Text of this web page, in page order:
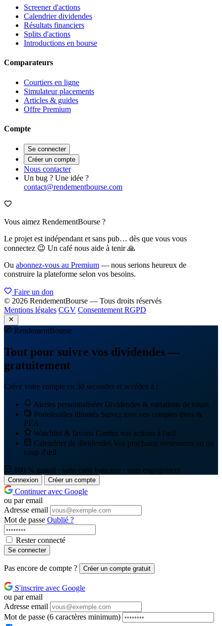
Screener d'actions
Calendrier dividendes
Résultats financiers
Splits d'actions
Introductions en bourse
Comparateurs
Courtiers en ligne
Simulateur placements
Articles & guides
Offre Premium
Compte
Se connecter
Créer un compte
Nous contacter
Un bug ? Une idée ?
contact@rendementbourse.com
Vous aimez RendementBourse ?
Le projet est indépendant et sans pub… dès que vous vous
connectez 😉 Un café nous aide à tenir 🙏
Ou abonnez-vous au Premium — nous serions heureux de
construire la plateforme selon vos besoins.
Faire un don
© 2026 RendementBourse — Tous droits réservés
Mentions légales CGV Consentement RGPD
RendementBourse
Tout pour suivre vos dividendes —
gratuitement
Créez votre compte en 30 secondes et accédez à :
Alertes personnalisées Dividendes & variations de cours
Portefeuilles illimités Suivez tous vos comptes titres &
PEA
Watchlist & favoris Gardez vos actions à l'œil
Calendrier de dividendes Vos prochains versements en un
coup d'œil
100 % gratuit · sans carte bancaire · sans engagement
Connexion Créer un compte
Continuer avec Google
ou par email
Adresse email
Mot de passe Oublié ?
Rester connecté
Se connecter
Pas encore de compte ? Créer un compte gratuit
S'inscrire avec Google
ou par email
Adresse email
Mot de passe (6 caractères minimum)